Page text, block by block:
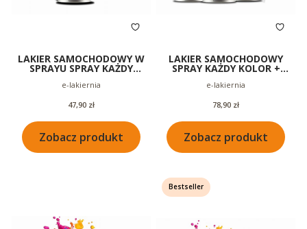
LAKIER SAMOCHODOWY W
SPRAYU SPRAY KAŻDY
Producent
e-lakiernia
Cena
47,90 zł
Zobacz produkt
LAKIER SAMOCHODOWY
SPRAY KAŻDY KOLOR +
200ML
Producent
e-lakiernia
Cena
78,90 zł
Zobacz produkt
Bestseller